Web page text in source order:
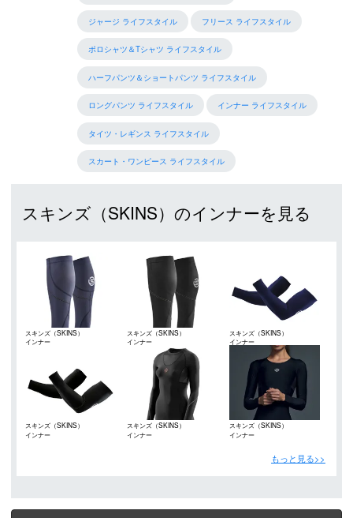
ジャージ ライフスタイル フリース ライフスタイル
ポロシャツ＆Tシャツ ライフスタイル
ハーフパンツ＆ショートパンツ ライフスタイル
ロングパンツ ライフスタイル インナー ライフスタイル
タイツ・レギンス ライフスタイル
スカート・ワンピース ライフスタイル
スキンズ（SKINS）のインナーを見る
スキンズ（SKINS）
インナー
スキンズ（SKINS）
インナー
スキンズ（SKINS）
インナー
スキンズ（SKINS）
インナー
スキンズ（SKINS）
インナー
スキンズ（SKINS）
インナー
もっと見る>>